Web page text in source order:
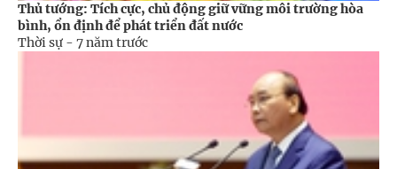
Thủ tướng: Tích cực, chủ động giữ vững môi trường hòa
bình, ổn định để phát triển đất nước
Thời sự - 7 năm trước